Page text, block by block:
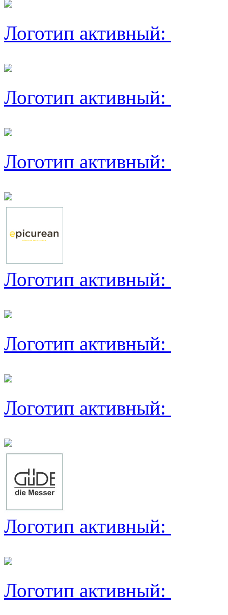
Логотип активный:
Логотип активный:
Логотип активный:
Логотип активный:
Логотип активный:
Логотип активный:
Логотип активный:
Логотип активный: